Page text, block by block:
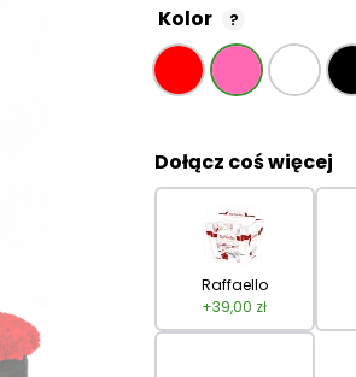
Kolor ?
Dołącz coś więcej
Raffaello
+39,00 zł